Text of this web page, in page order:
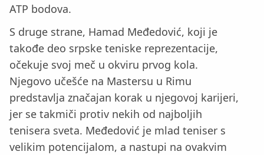
ATP bodova.
S druge strane, Hamad Međedović, koji je
takođe deo srpske teniske reprezentacije,
očekuje svoj meč u okviru prvog kola.
Njegovo učešće na Mastersu u Rimu
predstavlja značajan korak u njegovoj karijeri,
jer se takmiči protiv nekih od najboljih
tenisera sveta. Međedović je mlad teniser s
velikim potencijalom, a nastupi na ovakvim